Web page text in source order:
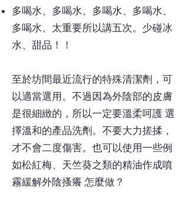
多喝水、多喝水、多喝水、多喝水、
多喝水、太重要所以講五次。少碰冰
水、甜品！！
至於坊間最近流行的特殊清潔劑，可
以適當選用。不過因為外陰部的皮膚
是很細緻的，所以一定要溫柔呵護 選
擇溫和的產品洗劑。不要大力搓揉，
才不會二度傷害。也可以使用一些例
如松紅梅、天竺葵之類的精油作成噴
霧緩解外陰搔癢 怎麼做？